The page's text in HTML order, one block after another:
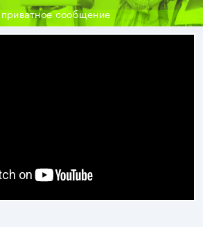
сообщение